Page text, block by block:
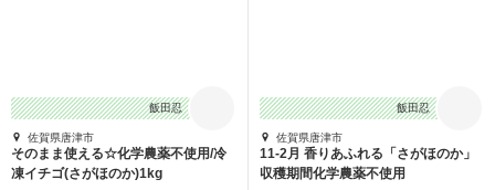
飯田忍
佐賀県唐津市
そのまま使える☆化学農薬不使用/冷
凍イチゴ(さがほのか)1kg
飯田忍
佐賀県唐津市
11-2月 香りあふれる「さがほのか」
収穫期間化学農薬不使用